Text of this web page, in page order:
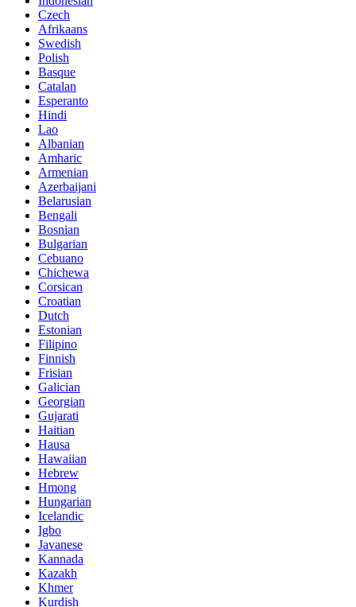
Czech
Afrikaans
Swedish
Polish
Basque
Catalan
Esperanto
Hindi
Lao
Albanian
Amharic
Armenian
Azerbaijani
Belarusian
Bengali
Bosnian
Bulgarian
Cebuano
Chichewa
Corsican
Croatian
Dutch
Estonian
Filipino
Finnish
Frisian
Galician
Georgian
Gujarati
Haitian
Hausa
Hawaiian
Hebrew
Hmong
Hungarian
Icelandic
Igbo
Javanese
Kannada
Kazakh
Khmer
Kurdish